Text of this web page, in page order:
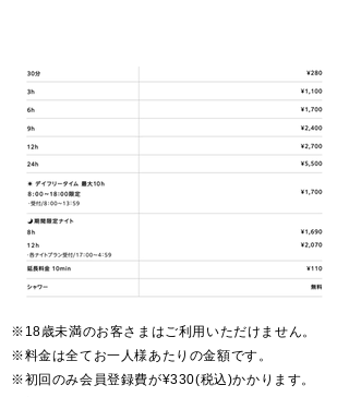
※18歳未満のお客さまはご利用いただけません。
​※料金は全てお一人様あたりの金額です。
​※初回のみ会員登録費が¥330(税込)かかります。